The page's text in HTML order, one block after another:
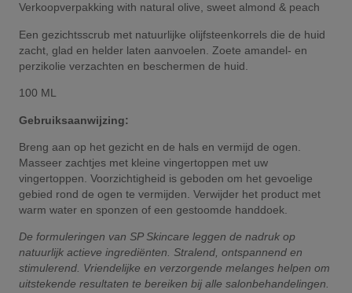
Verkoopverpakking with natural olive, sweet almond & peach
Een gezichtsscrub met natuurlijke olijfsteenkorrels die de huid
zacht, glad en helder laten aanvoelen. Zoete amandel- en
perzikolie verzachten en beschermen de huid.
100 ML
Gebruiksaanwijzing:
Breng aan op het gezicht en de hals en vermijd de ogen.
Masseer zachtjes met kleine vingertoppen met uw
vingertoppen. Voorzichtigheid is geboden om het gevoelige
gebied rond de ogen te vermijden. Verwijder het product met
warm water en sponzen of een gestoomde handdoek.
De formuleringen van SP Skincare leggen de nadruk op
natuurlijk actieve ingrediënten. Stralend, ontspannend en
stimulerend. Vriendelijke en verzorgende melanges helpen om
uitstekende resultaten te bereiken bij alle salonbehandelingen.